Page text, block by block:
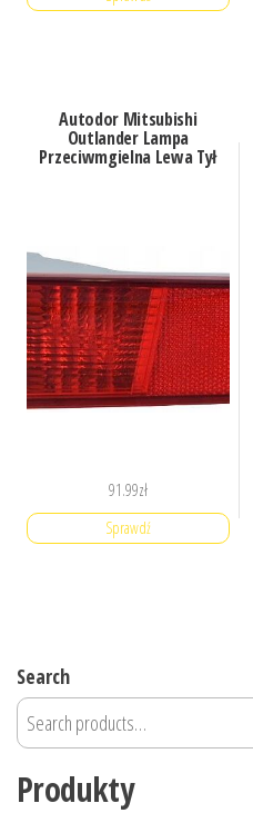
Autodor Mitsubishi
Outlander Lampa
Przeciwmgielna Lewa Tył
91.99zł
Sprawdź
Search
Produkty